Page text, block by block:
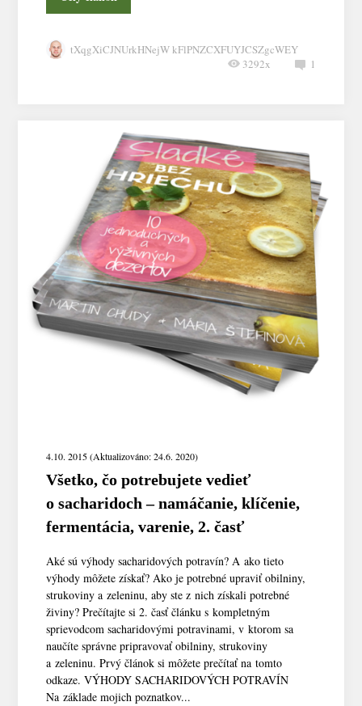
tXqgXiCJNUrkHNejW kFlPNZCXFUYJCSZgcWEY
1
3292x
4.10. 2015 (Aktualizováno: 24.6. 2020)
Všetko, čo potrebujete vedieť
o sacharidoch – namáčanie, klíčenie,
fermentácia, varenie, 2. časť
Aké sú výhody sacharidových potravín? A ako tieto
výhody môžete získať? Ako je potrebné upraviť obilniny,
strukoviny a zeleninu, aby ste z nich získali potrebné
živiny? Prečítajte si 2. časť článku s kompletným
sprievodcom sacharidovými potravinami, v ktorom sa
naučíte správne pripravovať obilniny, strukoviny
a zeleninu. Prvý článok si môžete prečítať na tomto
odkaze. VÝHODY SACHARIDOVÝCH POTRAVÍN
Na základe mojich poznatkov...